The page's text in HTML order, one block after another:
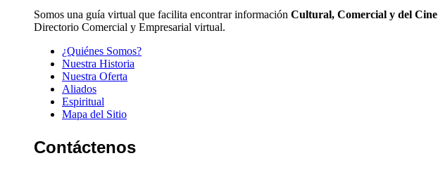
Somos una guía virtual que facilita encontrar información Cultural, Comercial y del Cine
Directorio Comercial y Empresarial virtual.
¿Quiénes Somos?
Nuestra Historia
Nuestra Oferta
Aliados
Espiritual
Mapa del Sitio
Contáctenos